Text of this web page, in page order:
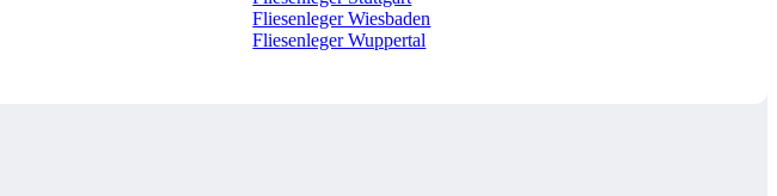
Fliesenleger Wiesbaden
Fliesenleger Wuppertal